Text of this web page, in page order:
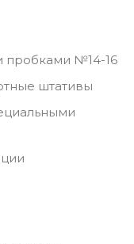
пробками №14-16
штативы